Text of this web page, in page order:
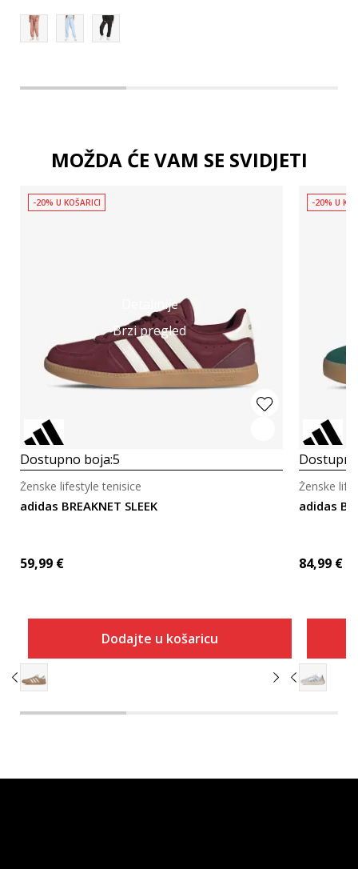
MOŽDA ĆE VAM SE SVIDJETI
Detaljnije
Brzi pregled
-20% U KOŠARICI
Dostupno boja:5
adidas BREAKNET SLEEK
Ženske lifestyle tenisice
59,99 €
Dodajte u košaricu
-20% U
adidas
Ženske
84,99 €